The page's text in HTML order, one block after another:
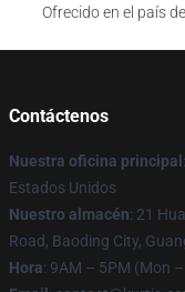
Ofrecido en el país
Contáctenos
Nuestra oficina principal
Estados Unidos
Nuestro almacén: 21
Road, Baoding City,
Hora: 9AM – 5PM (Mon